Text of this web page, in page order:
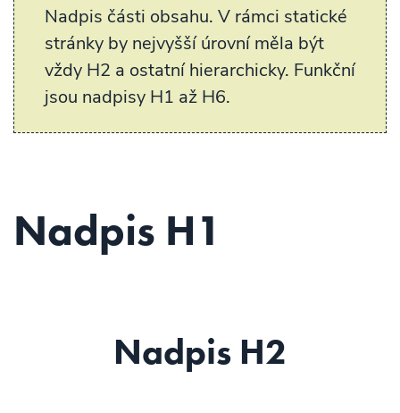
Nadpis části obsahu. V rámci statické
stránky by nejvyšší úrovní měla být
vždy H2 a ostatní hierarchicky. Funkční
jsou nadpisy H1 až H6.
Nadpis H1
Nadpis H2